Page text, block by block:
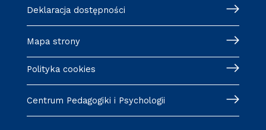
Deklaracja dostępności
Mapa strony
Polityka cookies
Centrum Pedagogiki i Psychologii